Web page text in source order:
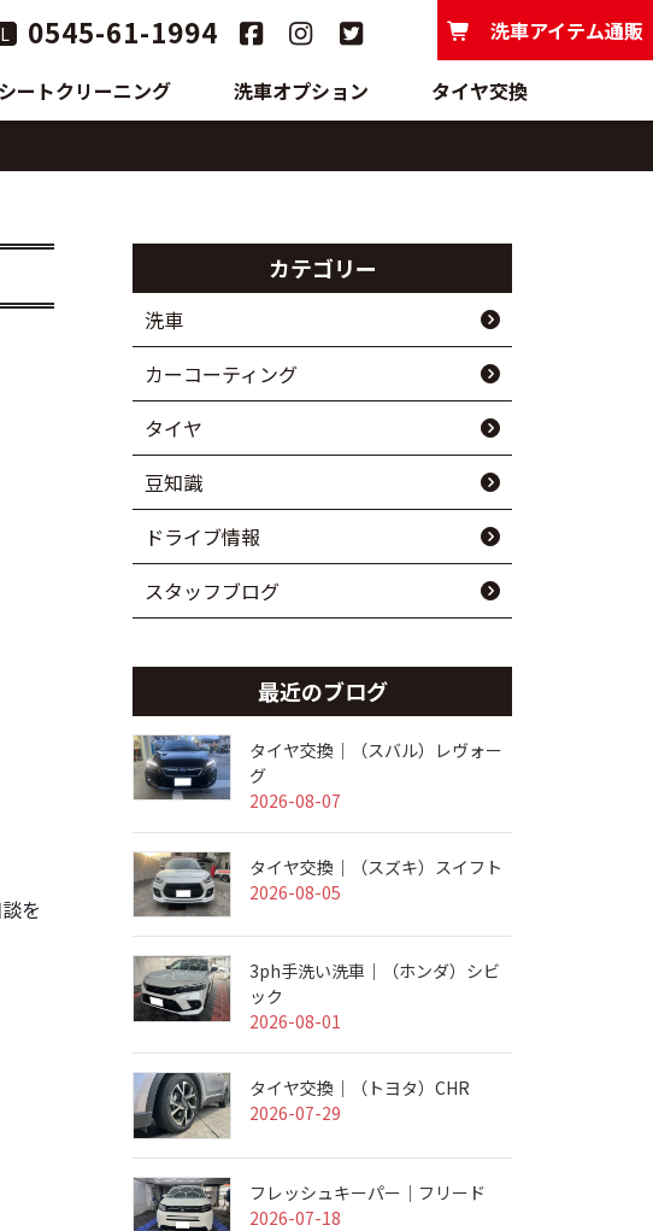
0545-61-1994
シートクリーニング 洗車オプション タイヤ交換
洗車アイテム通販
を
カテゴリー
洗車
カーコーティング
タイヤ
豆知識
ドライブ情報
スタッフブログ
最近のブログ
タイヤ交換｜（スバル）レヴォー
グ
2026-08-07
タイヤ交換｜（スズキ）スイフト
2026-08-05
3ph手洗い洗車｜（ホンダ）シビ
ック
2026-08-01
タイヤ交換｜（トヨタ）CHR
2026-07-29
フレッシュキーパー｜フリード
2026-07-18